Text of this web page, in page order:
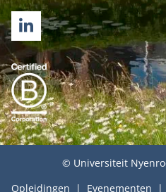
LINKEDIN
© Universiteit
Opleidingen
Evenementen